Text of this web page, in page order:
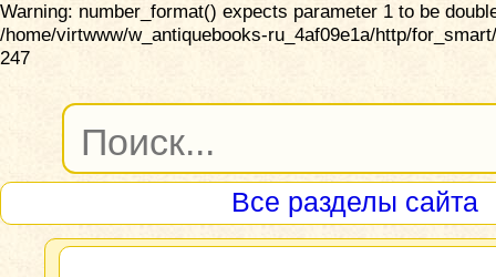
Warning: number_format() expects parameter 1 to be
/home/virtwww/w_antiquebooks-ru_4af09e1a/http/
247
Все разделы сайта